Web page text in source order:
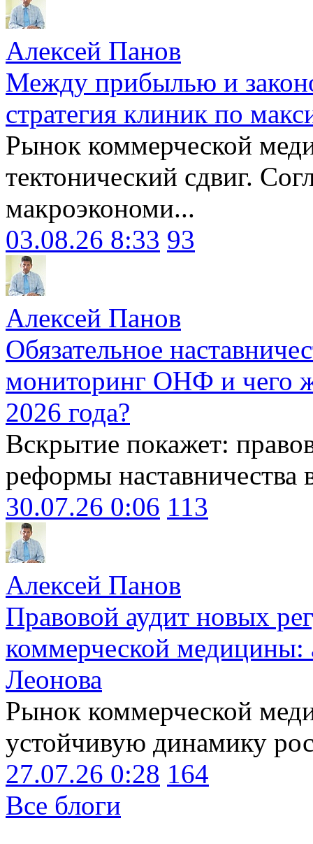
Алексей Панов
Между прибылью и
стратегия клиник по
Рынок коммерческой
тектонический сдвиг.
макроэкономи...
03.08.26 8:33 93
Алексей Панов
Обязательное
мониторинг ОНФ и чего
2026 года?
Вскрытие покажет:
реформы наставничества
30.07.26 0:06 113
Алексей Панов
Правовой аудит новых
коммерческой медицины:
Леонова
Рынок коммерческой
устойчивую динамику
27.07.26 0:28 164
Все блоги